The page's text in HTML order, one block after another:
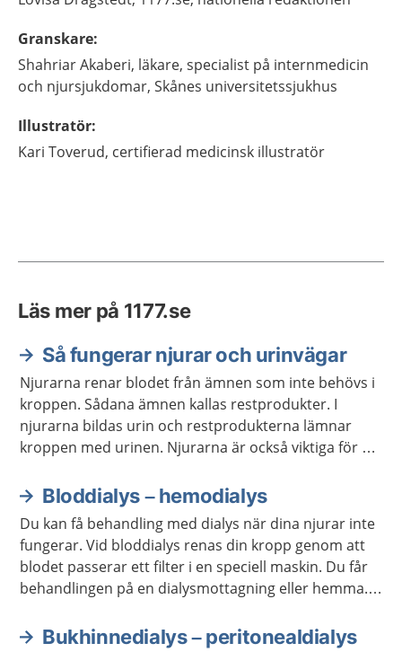
Granskare:
ShahriarAkaberi, läkare, specialist på internmedicin
och njursjukdomar, Skånes universitetssjukhus
Illustratör:
Kari Toverud, certifierad medicinsk illustratör
Läs mer på 1177.se
Så fungerar njurar och urinvägar
Njurarna renar blodet från ämnen som inte behövs i
kroppen. Sådana ämnen kallas restprodukter. I
njurarna bildas urin och restprodukterna lämnar
kroppen med urinen. Njurarna är också viktiga för att
i kroppen.
Bloddialys – hemodialys
Du kan få behandling med dialys när dina njurar inte
fungerar. Vid bloddialys renas din kropp genom att
blodet passerar ett filter i en speciell maskin. Du får
behandlingen på en dialysmottagning eller hemma.
med dialys.
Bukhinnedialys – peritonealdialys